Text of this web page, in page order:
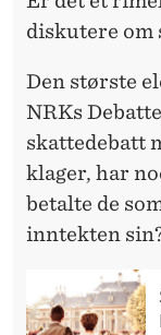
diskutere om
Den største
NRKs
skattedebatt
klager, har
betalte de
inntekten